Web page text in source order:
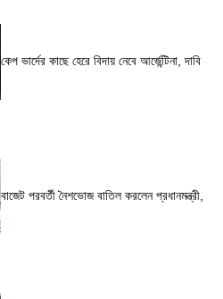
কেপ ভার্দের কাছে হেরে বিদায় নেবে আর্জেন্টিনা, দাবি
বাজেট পরবর্তী নৈশভোজ বাতিল করলেন প্রধানমন্ত্রী,